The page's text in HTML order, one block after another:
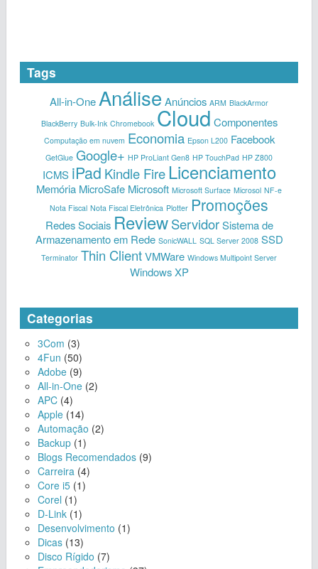
Tags
All-in-OneAnálise Anúncios ARM BlackArmor
BlackBerry Bulk-Ink Chromebook Cloud Componentes
Computação em nuvem Economia Epson L200 Facebook
GetGlue Google+ HP ProLiant Gen8 HP TouchPad HP Z800
ICMS iPad Kindle Fire Licenciamento
Memória MicroSafe Microsoft Microsoft Surface Microsol NF-e
Nota Fiscal Nota Fiscal Eletrônica Plotter Promoções
Redes Sociais Review Servidor Sistema de
Armazenamento em Rede SonicWALL SQL Server 2008 SSD
Terminator Thin ClientVMWare Windows Multipoint Server
Windows XP
Categorias
3Com (3)
4Fun (50)
Adobe (9)
All-in-One (2)
APC (4)
Apple (14)
Automação (2)
Backup (1)
Blogs Recomendados (9)
Carreira (4)
Core i5 (1)
Corel (1)
D-Link (1)
Desenvolvimento (1)
Dicas (13)
Disco Rígido (7)